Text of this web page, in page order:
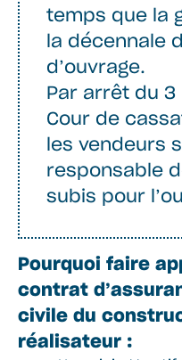
temps que la
la décennale
d’ouvrage.
Par arrêt du 3
Cour de
les vendeurs
responsable
subis pour
Pourquoi faire
contrat
civile du
réalisateur :